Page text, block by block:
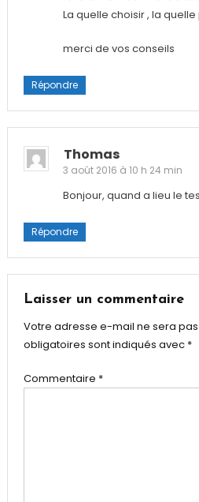
La quelle choisir , la
merci de vos conseils
Répondre
Thomas
3 août 2016 à 10 h 24 min
Bonjour, quand a lieu le
Répondre
Laisser un commentaire
Votre adresse e-mail ne sera
obligatoires sont indiqués avec *
Commentaire *